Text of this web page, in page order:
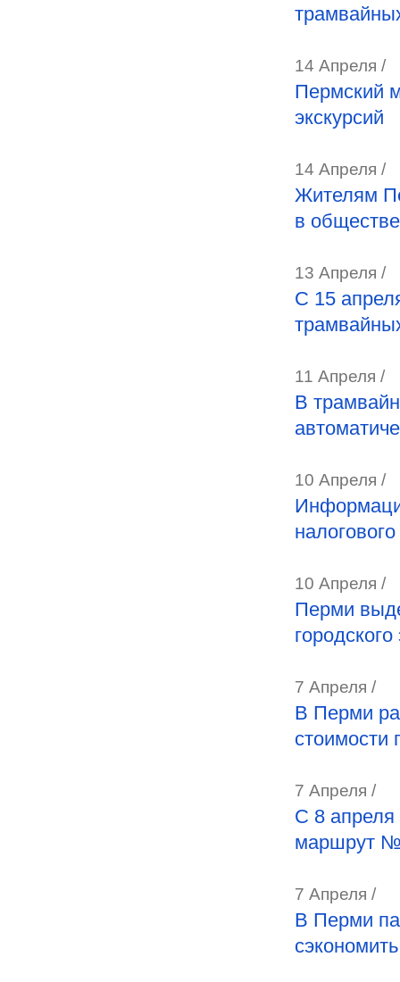
14 Апреля /
Пермский
экскурсий
14 Апреля /
Жителям
в
13 Апреля /
С 15
11 Апреля /
В
10 Апреля /
10 Апреля /
Перми
7 Апреля /
В Перми
стоимости
7 Апреля /
С 8 апреля
маршрут
7 Апреля /
В Перми